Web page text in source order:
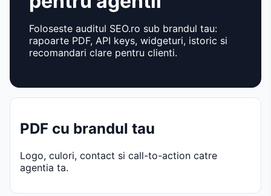
Foloseste auditul SEO.ro sub brandul tau:
rapoarte PDF, API keys, widgeturi, istoric si
recomandari clare pentru clienti.
PDF cu brandul tau
Logo, culori, contact si call-to-action catre
agentia ta.